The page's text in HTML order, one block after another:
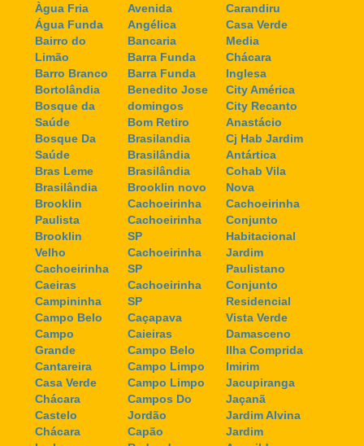
Àgua Fria
Água Funda
Bairro do
Limão
Barro Branco
Bortolândia
Bosque da
Saúde
Bosque Da
Saúde
Bras Leme
Brasilândia
Brooklin
Paulista
Brooklin
Velho
Cachoeirinha
Caeiras
Campininha
Campo Belo
Campo
Grande
Cantareira
Casa Verde
Chácara
Castelo
Chácara
Avenida
Angélica
Bancaria
Barra Funda
Barra Funda
Benedito Jose
domingos
Bom Retiro
Brasilandia
Brasilândia
Brasilândia
Brooklin novo
Cachoeirinha
Cachoeirinha
SP
Cachoeirinha
SP
Cachoeirinha
SP
Caçapava
Caieiras
Campo Belo
Campo Limpo
Campo Limpo
Campos Do
Jordão
Capão
Carandiru
Casa Verde
Media
Chácara
Inglesa
City América
City Recanto
Anastácio
Cj Hab Jardim
Antártica
Cohab Vila
Nova
Cachoeirinha
Conjunto
Habitacional
Jardim
Paulistano
Conjunto
Residencial
Vista Verde
Damasceno
Ilha Comprida
Imirim
Jacupiranga
Jaçanã
Jardim Alvina
Jardim